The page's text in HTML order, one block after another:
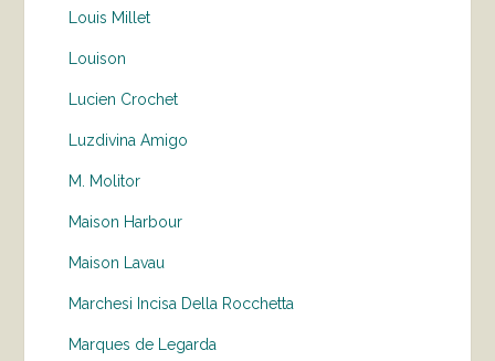
Louis Millet
Louison
Lucien Crochet
Luzdivina Amigo
M. Molitor
Maison Harbour
Maison Lavau
Marchesi Incisa Della Rocchetta
Marques de Legarda